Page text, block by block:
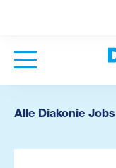
Alle Diakonie Jobs